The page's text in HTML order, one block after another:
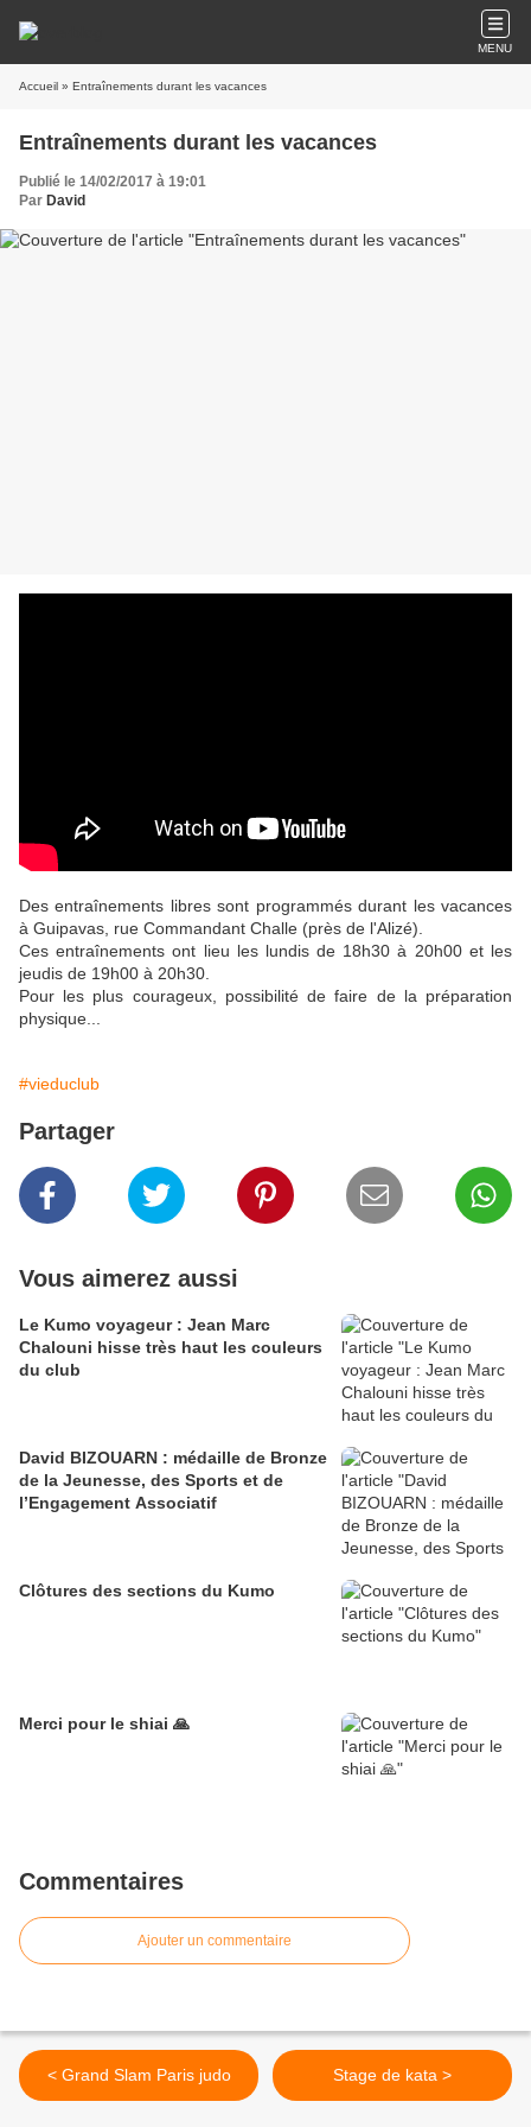
MENU
Accueil » Entraînements durant les vacances
Entraînements durant les vacances
Publié le 14/02/2017 à 19:01
Par David
Des entraînements libres sont programmés durant les vacances
à Guipavas, rue Commandant Challe (près de l'Alizé).
Ces entraînements ont lieu les lundis de 18h30 à 20h00 et les
jeudis de 19h00 à 20h30.
Pour les plus courageux, possibilité de faire de la préparation
physique...
#vieduclub
Partager
Vous aimerez aussi
Le Kumo voyageur : Jean Marc
Chalouni hisse très haut les couleurs
du club
David BIZOUARN : médaille de Bronze
de la Jeunesse, des Sports et de
l’Engagement Associatif
Clôtures des sections du Kumo
Merci pour le shiai 🙏
Commentaires
Ajouter un commentaire
< Grand Slam Paris judo Stage de kata >